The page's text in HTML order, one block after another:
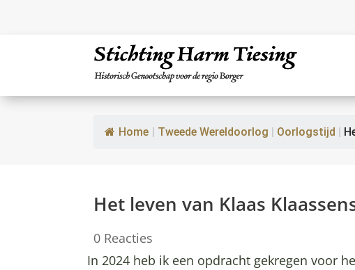
Home | Tweede Wereldoorlog | Oorlogstijd |
Het leven van Klaas
0 Reacties
In 2024 heb ik een opdracht gekregen voor